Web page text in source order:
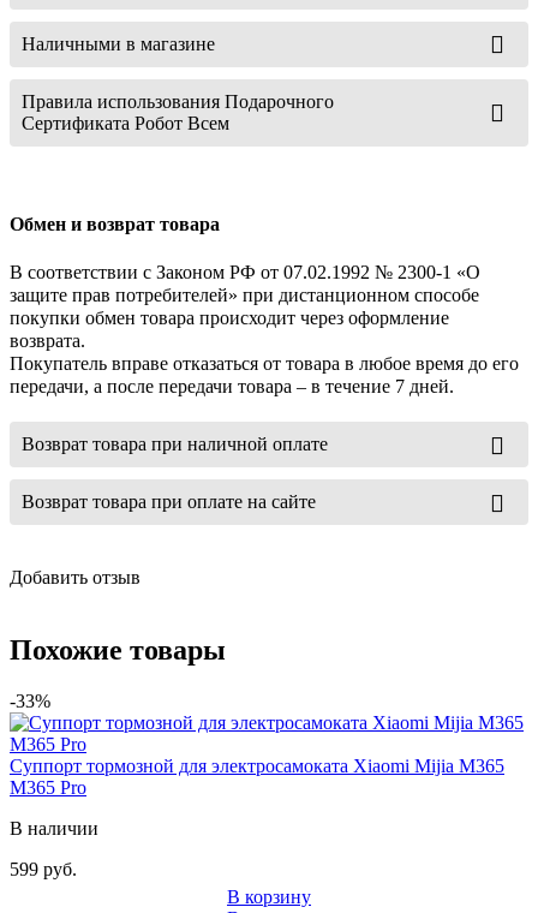
Наличными в магазине
Правила использования Подарочного
Сертификата Робот Всем
Обмен и возврат товара
В соответствии с Законом РФ от 07.02.1992 № 2300-1 «О
защите прав потребителей» при дистанционном способе
покупки обмен товара происходит через оформление
возврата.
Покупатель вправе отказаться от товара в любое время до его
передачи, а после передачи товара – в течение 7 дней.
Возврат товара при наличной оплате
Возврат товара при оплате на сайте
Добавить отзыв
Похожие товары
-33%
Суппорт тормозной для электросамоката Xiaomi Mijia M365
M365 Pro
В наличии
599 руб.
В корзину